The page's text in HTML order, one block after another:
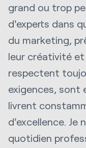
grand ou trop
d'experts dans
du marketing,
leur créativité et
respectent
exigences,
livrent
d'excellence. Je
quotidien